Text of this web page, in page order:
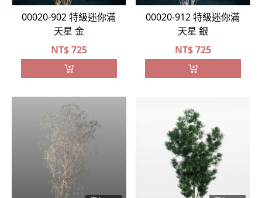
00020-902 特級迷你滿
天星 金
NT$725
00020-912 特級迷你滿
天星 銀
NT$725